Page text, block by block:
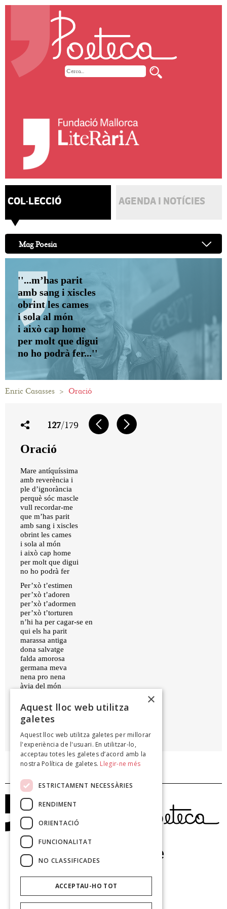
COL·LECCIÓ AGENDA I NOTÍCIES
Mag Poesia
''...m’has parit
amb sang i xiscles
obrint les cames
i sola al món
i això cap home
per molt que digui
no ho podrà fer...''
Enric Casasses > Oració
127/179
Oració
Mare antíquíssima
amb reverència i
ple d’ignorància
perquè sóc mascle
vull recordar-me
que m’has parit
amb sang i xiscles
obrint les cames
i sola al món
i això cap home
per molt que digui
no ho podrà fer
Per’xò t’estimen
per’xò t’adoren
per’xò t’adormen
per’xò t’torturen
n’hi ha per cagar-se en
qui els ha parit
marassa antiga
dona salvatge
falda amorosa
germana meva
nena pro nena
àvia del món
Ànsia vella (inèdit), 1977
×
Aquest lloc web utilitza
galetes
Aquest lloc web utilitza galetes per millorar
l'experiència de l'usuari. En utilitzar-lo,
acceptau totes les galetes d’acord amb la
nostra Política de galetes. Llegir-ne més
ESTRICTAMENT NECESSÀRIES
RENDIMENT
ORIENTACIÓ
FUNCIONALITAT
NO CLASSIFICADES
ACCEPTAU-HO TOT